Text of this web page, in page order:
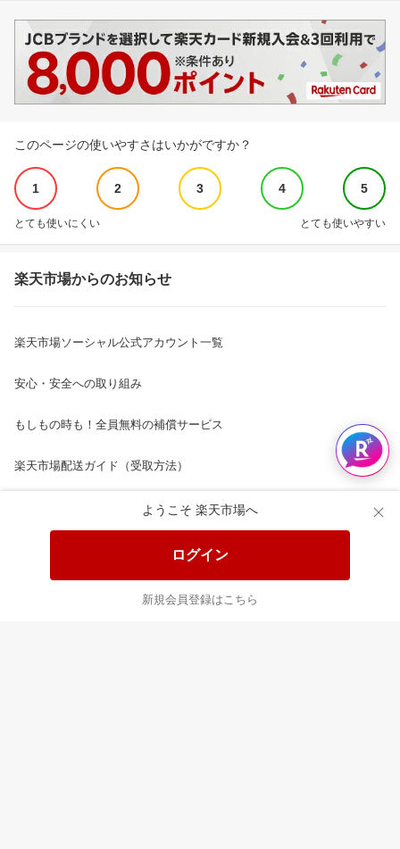
ようこそ 楽天市場へ
ログイン
新規会員登録はこちら
このページの使いやすさはいかがですか？
1 2 3 4 5
とても使いにくい とても使いやすい
楽天市場からのお知らせ
楽天市場ソーシャル公式アカウント一覧
安心・安全への取り組み
もしもの時も！全員無料の補償サービス
楽天市場配送ガイド（受取方法）
楽天にお店を開きませんか？
楽天ショッピングサービスご利用規約